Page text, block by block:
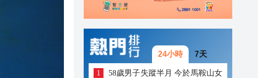
24小時 7天
58歲男子失蹤半月 今於馬鞍山女